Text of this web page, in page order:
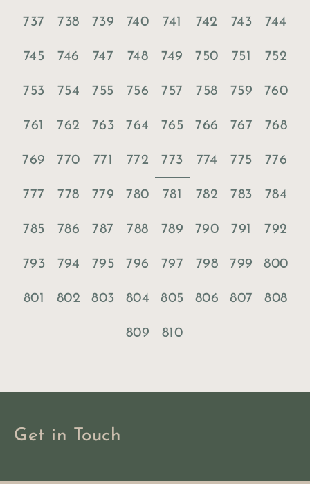
737 738 739 740 741 742 743 744
745 746 747 748 749 750 751 752
753 754 755 756 757 758 759 760
761 762 763 764 765 766 767 768
769 770 771 772 773 774 775 776
777 778 779 780 781 782 783 784
785 786 787 788 789 790 791 792
793 794 795 796 797 798 799 800
801 802 803 804 805 806 807 808
809 810
Get in Touch